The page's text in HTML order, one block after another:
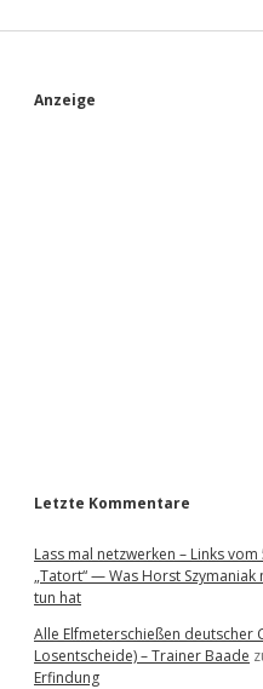
S
Anzeige
Letzte Kommentare
Lass mal netzwerken – Links
„Tatort“ — Was Horst
tun hat
Alle Elfmeterschießen deutscher
Losentscheide) – Trainer Baade
Erfindung